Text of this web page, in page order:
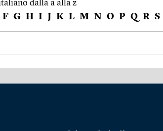
dalla a alla z
F G H I J K L M N O P Q R S